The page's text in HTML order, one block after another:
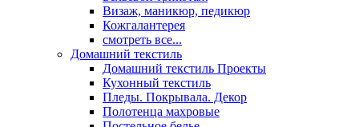
Визаж, маникюр, педикюр
Кожгалантерея
смотреть все...
Домашний текстиль
Домашний текстиль Проекты
Кухонный текстиль
Пледы. Покрывала. Декор
Полотенца махровые